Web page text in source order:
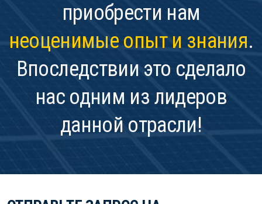
приобрести нам
неоценимые опыт и знания.
Впоследствии это сделало
нас одним из лидеров
данной отрасли!